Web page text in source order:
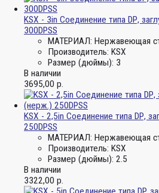
KSX - 3in Соединение типа DР,
300DPSS
МАТЕРИАЛ: Нержавеющая
Производитель: KSX
Размер (дюймы): 3
В наличии
3695,00 р.
KSX - 2,5in Соединение типа DР,
250DPSS
МАТЕРИАЛ: Нержавеющая
Производитель: KSX
Размер (дюймы): 2.5
В наличии
3322,00 р.